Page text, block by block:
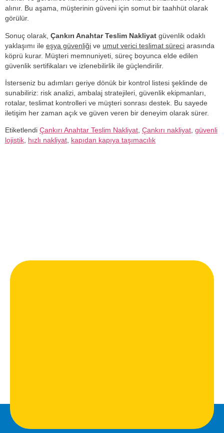
alınır. Bu aşama, müşterinin güveni için somut bir taahhüt olarak
görülür.
Sonuç olarak, Çankırı Anahtar Teslim Nakliyat güvenlik odaklı
yaklaşımı ile eşya güvenliği ve umut verici teslimat süreci arasında
köprü kurar. Müşteri memnuniyeti, süreç boyunca elde edilen
güvenlik sertifikaları ve izlenebilirlik ile güçlendirilir.
İsterseniz bu adımları geriye dönük bir kontrol listesi şeklinde de
sunabiliriz: risk analizi, ambalaj stratejileri, güvenlik ekipmanları,
rotalar, teslimat kontrolleri ve müşteri sonrası destek. Bu sayede
iletişim her zaman açık ve güven veren bir deneyim olarak sürer.
Etiketlendi Çankırı Anahtar Teslim Nakliyat, Çankırı nakliyat, güvenli
lojistik, hızlı nakliyat, kapıdan kapıya taşımacılık